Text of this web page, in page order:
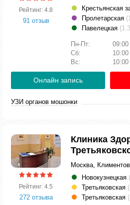
Рейтинг: 4.8
91 отзыв
Крестьянская
Пролетарская
Павелецкая
Пн-Пт:
Сб:
Вс:
Онлайн запись
УЗИ органов мошонки
Рейтинг: 4.5
272 отзыва
Клиника
Москва,
Новокузнецкая
Третьяковская
Третьяковская